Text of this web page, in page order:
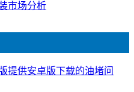
市场分析
提供安卓版下载的油堵问